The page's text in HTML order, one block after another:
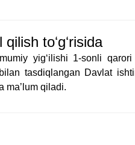
toʻgʻrisida
yigʻilishi 1-sonli
tasdiqlangan Davlat
maʼlum qiladi.